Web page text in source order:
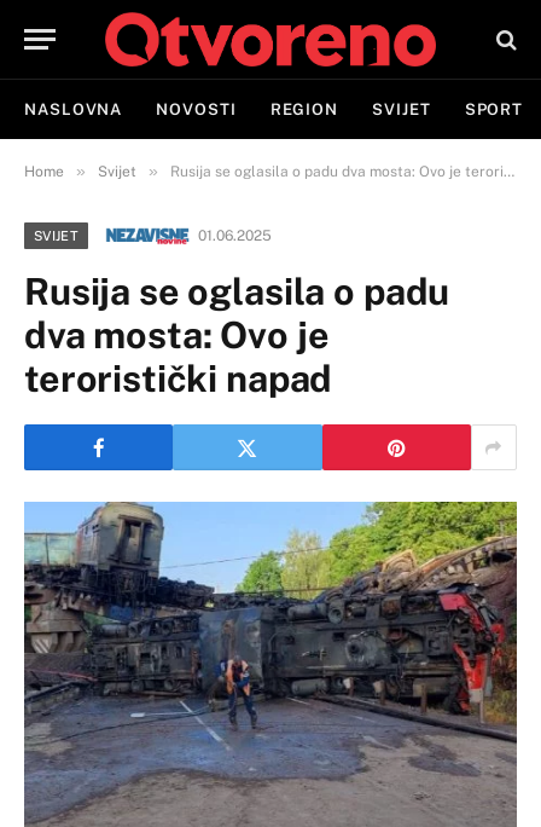
NASLOVNA NOVOSTI REGION SVIJET SPORT
Home » Svijet » Rusija se oglasila o padu dva mosta: Ovo je teroristički napad
SVIJET 01.06.2025
Rusija se oglasila o padu
dva mosta: Ovo je
teroristički napad